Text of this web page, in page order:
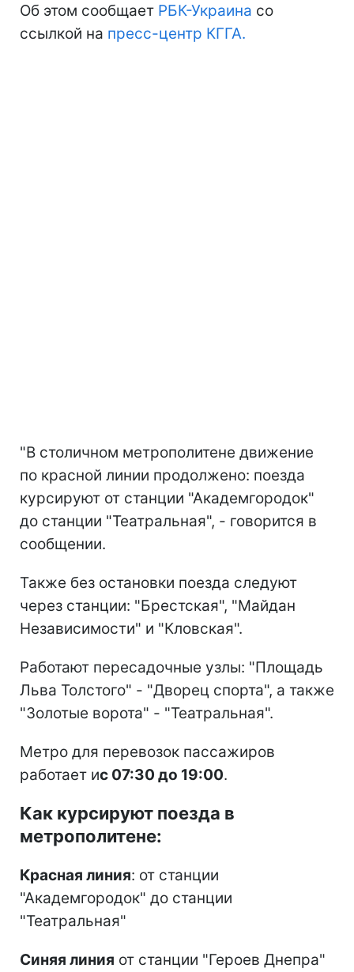
Об этом сообщает РБК-Украина со
ссылкой на пресс-центр КГГА.
"В столичном метрополитене движение
по красной линии продолжено: поезда
курсируют от станции "Академгородок"
до станции "Театральная", - говорится в
сообщении.
Также без остановки поезда следуют
через станции: "Брестская", "Майдан
Независимости" и "Кловская".
Работают пересадочные узлы: "Площадь
Льва Толстого" - "Дворец спорта", а также
"Золотые ворота" - "Театральная".
Метро для перевозок пассажиров
работает ис 07:30 до 19:00.
Как курсируют поезда в
метрополитене:
Красная линия: от станции
"Академгородок" до станции
"Театральная"
Синяя линия от станции "Героев Днепра"